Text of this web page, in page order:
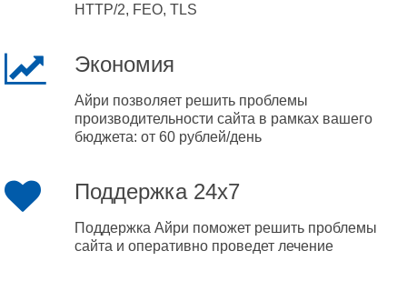
HTTP/2, FEO, TLS
Экономия
Айри позволяет решить проблемы
производительности сайта в рамках вашего
бюджета: от 60 рублей/день
Поддержка 24x7
Поддержка Айри поможет решить проблемы
сайта и оперативно проведет лечение